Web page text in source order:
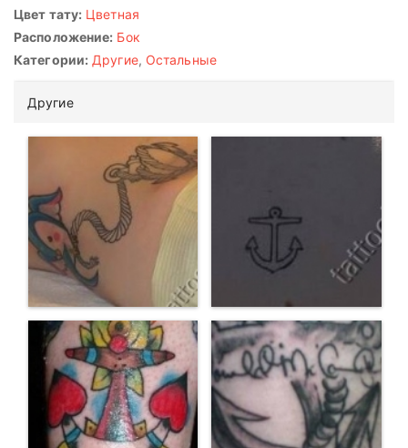
Цвет тату: Цветная
Расположение: Бок
Категории: Другие, Остальные
Другие